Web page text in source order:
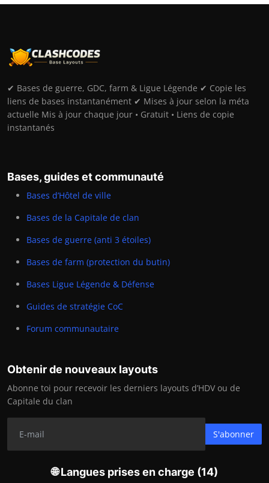
✔ Bases de guerre, GDC, farm & Ligue Légende ✔ Copie les
liens de bases instantanément ✔ Mises à jour selon la méta
actuelle Mis à jour chaque jour • Gratuit • Liens de copie
instantanés
Bases, guides et communauté
Bases d’Hôtel de ville
Bases de la Capitale de clan
Bases de guerre (anti 3 étoiles)
Bases de farm (protection du butin)
Bases Ligue Légende & Défense
Guides de stratégie CoC
Forum communautaire
Obtenir de nouveaux layouts
Abonne toi pour recevoir les derniers layouts d’HDV ou de
Capitale du clan
S'abonner
🌐 Langues prises en charge (14)